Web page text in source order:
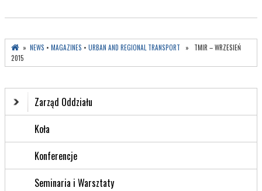
» NEWS • MAGAZINES • URBAN AND REGIONAL TRANSPORT » TMIR – WRZESIEŃ
2015
Zarząd Oddziału
Koła
Konferencje
Seminaria i Warsztaty